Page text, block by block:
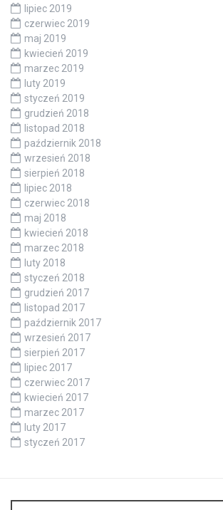
lipiec 2019
czerwiec 2019
maj 2019
kwiecień 2019
marzec 2019
luty 2019
styczeń 2019
grudzień 2018
listopad 2018
październik 2018
wrzesień 2018
sierpień 2018
lipiec 2018
czerwiec 2018
maj 2018
kwiecień 2018
marzec 2018
luty 2018
styczeń 2018
grudzień 2017
listopad 2017
październik 2017
wrzesień 2017
sierpień 2017
lipiec 2017
czerwiec 2017
kwiecień 2017
marzec 2017
luty 2017
styczeń 2017